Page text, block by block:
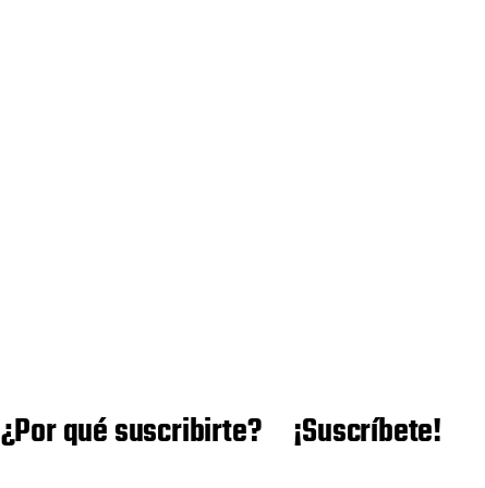
¿Por qué suscribirte? ¡Suscríbete!